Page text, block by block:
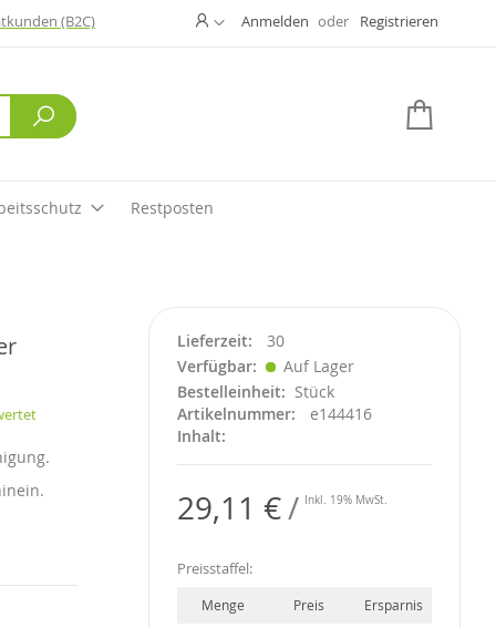
(B2C) ÄndernAnmelden Registrieren
Suche
Restposten
Lieferzeit
30
Verfügbar
Auf Lager
Bestelleinheit
Stück
Artikelnummer
e144416
Inhalt
29,11 € Inkl. 19% MwSt.
Preisstaffel:
Menge Preis Ersparnis